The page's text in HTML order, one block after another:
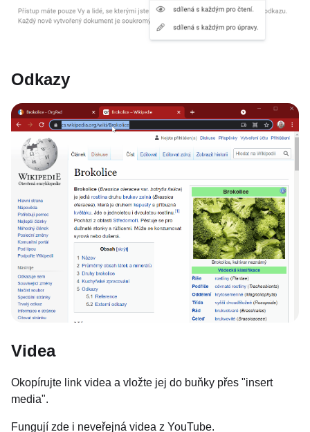
Odkazy
Videa
Okopírujte link videa a vložte jej do buňky přes "insert
media".
Fungují zde i neveřejná videa z YouTube.